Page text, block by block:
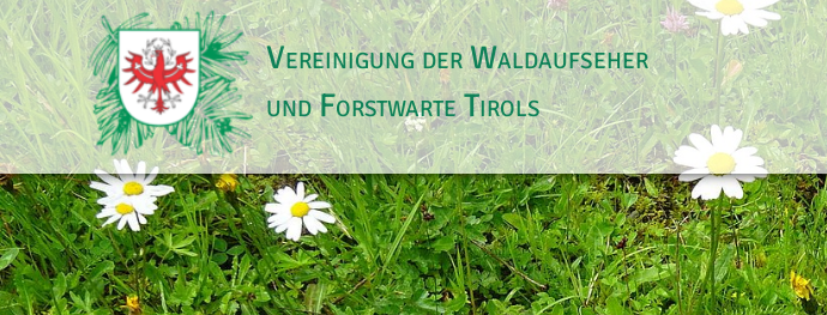
Vereinigung der Waldaufseher
und Forstwarte Tirols
Allgemein
Impressum
Datenschutz